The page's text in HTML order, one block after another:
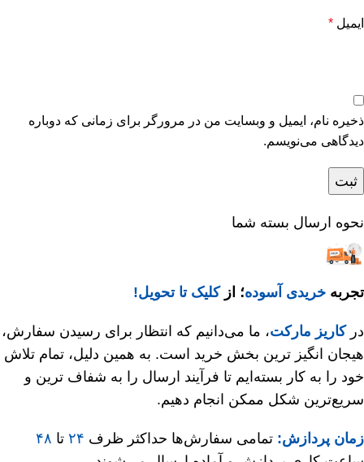
ایمیل *
ذخیره نام، ایمیل و وبسایت من در مرورگر برای زمانی که دوباره
دیدگاهی می‌نویسم.
نحوه ارسال بسته شما
تجربه خریدی آسوده؛ ازکلیک تا تحویل!
درکاریز مارکت، ما می‌دانیم که انتظار برای رسیدن سفارش،
هیجان‌ انگیز ترین بخش خرید است. به همین دلیل، تمام تلاش
خود را به کار بسته‌ایم تا فرآیند ارسال را به شفاف‌ ترین و
سریع‌ترین شکل ممکن انجام دهیم.
زمان پردازش: تمامی سفارش‌ها حداکثر ظرف ۲۴ تا ۴۸